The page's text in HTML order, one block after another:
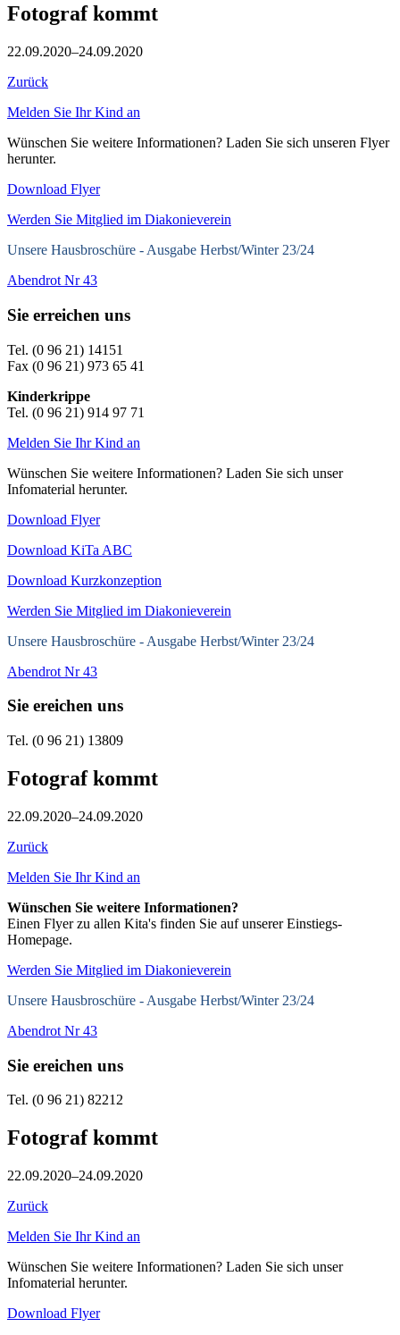
Fotograf kommt
22.09.2020–24.09.2020
Zurück
Melden Sie Ihr Kind an
Wünschen Sie weitere Informationen? Laden Sie sich unseren Flyer
herunter.
Download Flyer
Werden Sie Mitglied im Diakonieverein
Unsere Hausbroschüre - Ausgabe Herbst/Winter 23/24
Abendrot Nr 43
Sie erreichen uns
Tel. (0 96 21) 14151
Fax (0 96 21) 973 65 41
Kinderkrippe
Tel. (0 96 21) 914 97 71
Melden Sie Ihr Kind an
Wünschen Sie weitere Informationen? Laden Sie sich unser
Infomaterial herunter.
Download Flyer
Download KiTa ABC
Download Kurzkonzeption
Werden Sie Mitglied im Diakonieverein
Unsere Hausbroschüre - Ausgabe Herbst/Winter 23/24
Abendrot Nr 43
Sie ereichen uns
Tel. (0 96 21) 13809
Fotograf kommt
22.09.2020–24.09.2020
Zurück
Melden Sie Ihr Kind an
Wünschen Sie weitere Informationen?
Einen Flyer zu allen Kita's finden Sie auf unserer Einstiegs-
Homepage.
Werden Sie Mitglied im Diakonieverein
Unsere Hausbroschüre - Ausgabe Herbst/Winter 23/24
Abendrot Nr 43
Sie ereichen uns
Tel. (0 96 21) 82212
Fotograf kommt
22.09.2020–24.09.2020
Zurück
Melden Sie Ihr Kind an
Wünschen Sie weitere Informationen? Laden Sie sich unser
Infomaterial herunter.
Download Flyer